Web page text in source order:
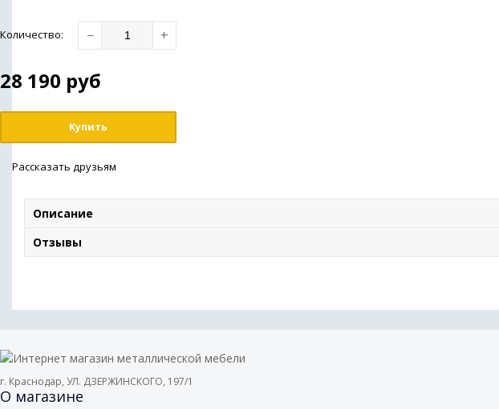
Количество: − +
28 190 руб
Купить
Рассказать друзьям
Описание
Отзывы
г. Краснодар, УЛ. ДЗЕРЖИНСКОГО, 197/1
О магазине